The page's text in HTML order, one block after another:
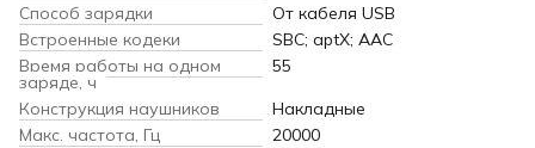
Способ зарядки
От кабеля USB
Встроенные кодеки
SBC; aptX; AAC
Время работы на одном
заряде, ч
55
Конструкция наушников
Накладные
Макс. частота, Гц
20000